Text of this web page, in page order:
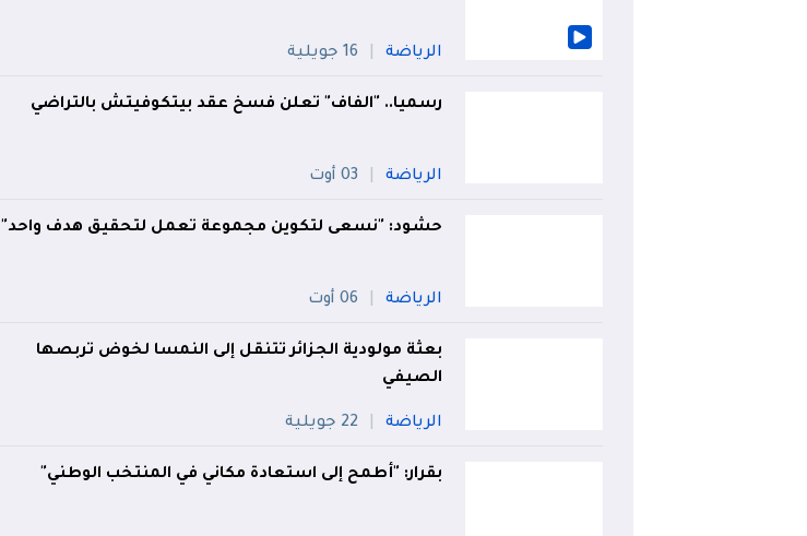
الرياضة 16 جويلية
رسميا.. "الفاف" تعلن فسخ عقد بيتكوفيتش بالتراضي
الرياضة 03 أوت
حشود: "نسعى لتكوين مجموعة تعمل لتحقيق هدف واحد"
الرياضة 06 أوت
بعثة مولودية الجزائر تتنقل إلى النمسا لخوض تربصها
الصيفي
الرياضة 22 جويلية
بقرار: "أطمح إلى استعادة مكاني في المنتخب الوطني"